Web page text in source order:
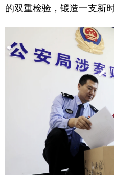
的双重检验，锻造一支新